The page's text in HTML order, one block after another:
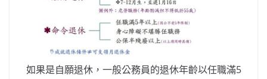
如果是自願退休，一般公務員的退休年齡以任職滿5